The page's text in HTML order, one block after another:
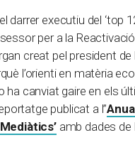
darrer executiu del ‘top
per a la
creat pel president de
l’orienti en matèria
ha canviat gaire en els
publicat a l”
amb dades de